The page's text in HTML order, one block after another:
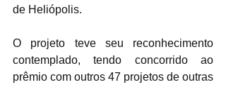
de Heliópolis.
O projeto teve seu reconhecimento
contemplado, tendo concorrido ao
prêmio com outros 47 projetos de outras